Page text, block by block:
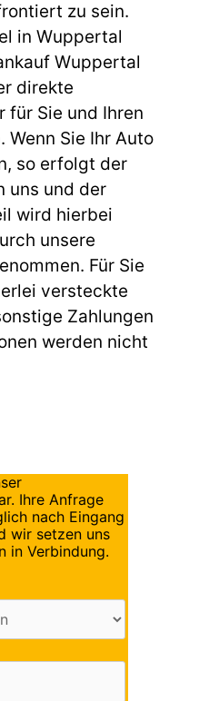
zu sein.
in Wuppertal
Wuppertal
direkte
für Sie und Ihren
Wenn Sie Ihr Auto
so erfolgt der
uns und der
wird hierbei
unsere
Für Sie
versteckte
Zahlungen
werden nicht
Ihre Anfrage
nach Eingang
wir setzen uns
in Verbindung.